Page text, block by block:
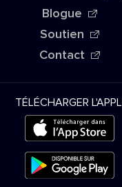
Blogue
Soutien
Contact
TÉLÉCHARGER L'APPLI